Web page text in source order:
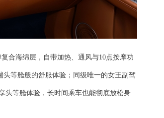
合海绵层，自带加热、通风与10点按摩功
等舱般的舒服体验；同级唯一的女王副驾
头等舱体验，长时间乘车也能彻底放松身